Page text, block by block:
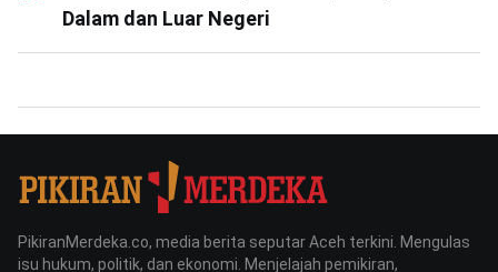
Dalam dan Luar Negeri
PikiranMerdeka.co, media berita seputar Aceh terkini. Mengulas
isu hukum, politik, dan ekonomi. Menjelajah pemikiran,